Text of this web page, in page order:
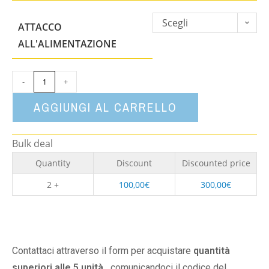
ATTACCO
ALL'ALIMENTAZIONE
Scegli
- +
AGGIUNGI AL CARRELLO
Bulk deal
Quantity Discount
Discounted price
2 +
100,00€ 300,00€
Contattaci attraverso il form per acquistare quantità